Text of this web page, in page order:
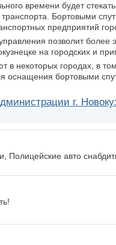
времени будет
транспорта. Бортовыми
предприятий
позволит
на городских и
в некоторых городах, в
оснащения бортовыми
г.
Полицейские авто